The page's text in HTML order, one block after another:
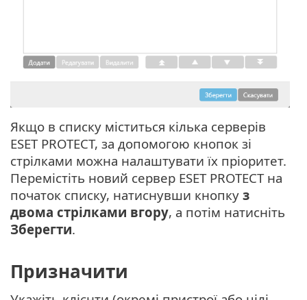
Якщо в списку міститься кілька серверів
ESET PROTECT, за допомогою кнопок зі
стрілками можна налаштувати їх пріоритет.
Перемістіть новий сервер ESET PROTECT на
початок списку, натиснувши кнопку з
двома стрілками вгору, а потім натисніть
Зберегти.
Призначити